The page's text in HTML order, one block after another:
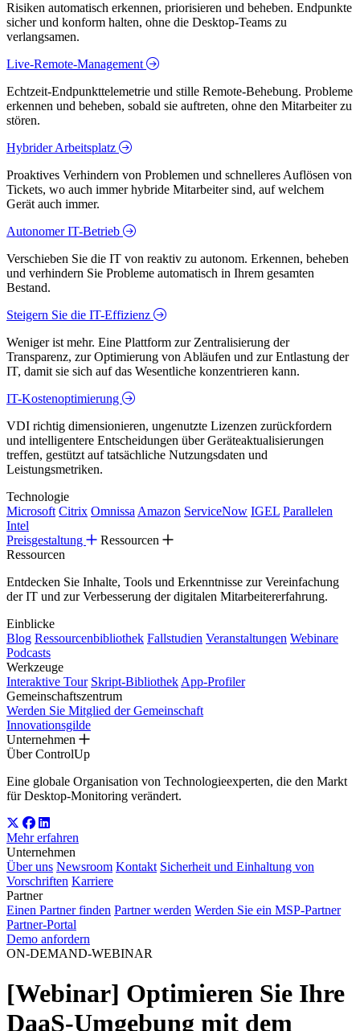
Risiken automatisch erkennen, priorisieren und beheben. Endpunkte
sicher und konform halten, ohne die Desktop-Teams zu
verlangsamen.
Live-Remote-Management
Echtzeit-Endpunkttelemetrie und stille Remote-Behebung. Probleme
erkennen und beheben, sobald sie auftreten, ohne den Mitarbeiter zu
stören.
Hybrider Arbeitsplatz
Proaktives Verhindern von Problemen und schnelleres Auflösen von
Tickets, wo auch immer hybride Mitarbeiter sind, auf welchem
Gerät auch immer.
Autonomer IT-Betrieb
Verschieben Sie die IT von reaktiv zu autonom. Erkennen, beheben
und verhindern Sie Probleme automatisch in Ihrem gesamten
Bestand.
Steigern Sie die IT-Effizienz
Weniger ist mehr. Eine Plattform zur Zentralisierung der
Transparenz, zur Optimierung von Abläufen und zur Entlastung der
IT, damit sie sich auf das Wesentliche konzentrieren kann.
IT-Kostenoptimierung
VDI richtig dimensionieren, ungenutzte Lizenzen zurückfordern
und intelligentere Entscheidungen über Geräteaktualisierungen
treffen, gestützt auf tatsächliche Nutzungsdaten und
Leistungsmetriken.
Technologie
Microsoft Citrix Omnissa Amazon ServiceNow IGEL Parallelen
Intel
Preisgestaltung
Ressourcen
Ressourcen
Entdecken Sie Inhalte, Tools und Erkenntnisse zur Vereinfachung
der IT und zur Verbesserung der digitalen Mitarbeitererfahrung.
Einblicke
Blog Ressourcenbibliothek Fallstudien Veranstaltungen Webinare
Podcasts
Werkzeuge
Interaktive Tour Skript-Bibliothek App-Profiler
Gemeinschaftszentrum
Werden Sie Mitglied der Gemeinschaft
Innovationsgilde
Unternehmen
Über ControlUp
Eine globale Organisation von Technologieexperten, die den Markt
für Desktop-Monitoring verändert.
Mehr erfahren
Unternehmen
Über uns Newsroom Kontakt Sicherheit und Einhaltung von
Vorschriften Karriere
Partner
Einen Partner finden Partner werden Werden Sie ein MSP-Partner
Partner-Portal
Demo anfordern
ON-DEMAND-WEBINAR
[Webinar] Optimieren Sie Ihre
DaaS-Umgebung mit dem